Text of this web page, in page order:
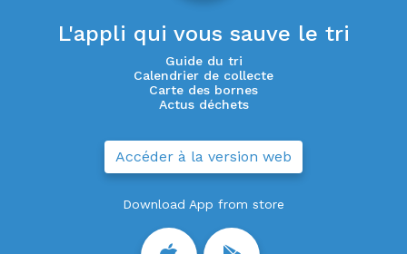
L'appli qui vous sauve le tri
Guide du tri
Calendrier de collecte
Carte des bornes
Actus déchets
Accéder à la version web
Download App from store